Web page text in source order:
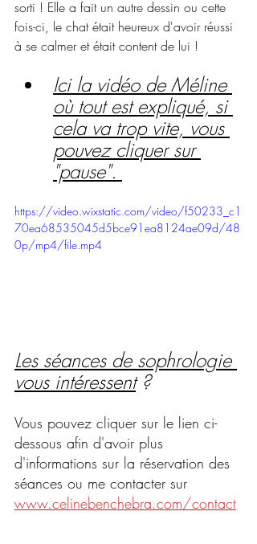
sorti ! Elle a fait un autre dessin ou cette
fois-ci, le chat était heureux d'avoir réussi
à se calmer et était content de lui !
Ici la vidéo de Méline
où tout est expliqué, si
cela va trop vite, vous
pouvez cliquer sur
"pause".
https://video.wixstatic.com/video/f50233_c1
70ea68535045d5bce91ea8124ae09d/48
0p/mp4/file.mp4
Les séances de sophrologie
vous intéressent ?
Vous pouvez cliquer sur le lien ci-
dessous afin d'avoir plus
d'informations sur la réservation des
séances ou me contacter sur
www.celinebenchebra.com/contact